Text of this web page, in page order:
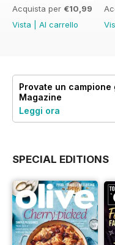
Acquista per €10,99
Vista
Al carrello
Provate un campione
Magazine
Leggi ora
SPECIAL EDITIONS